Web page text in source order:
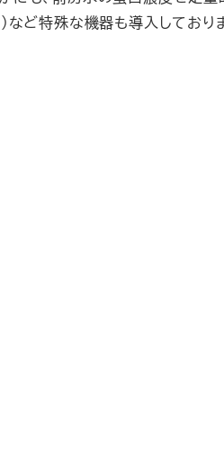
ど特殊な機器も導入しておりま